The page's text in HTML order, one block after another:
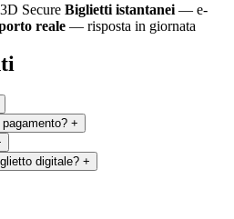
Secure Biglietti istantanei — e-
reale — risposta in giornata
+
digitale? +